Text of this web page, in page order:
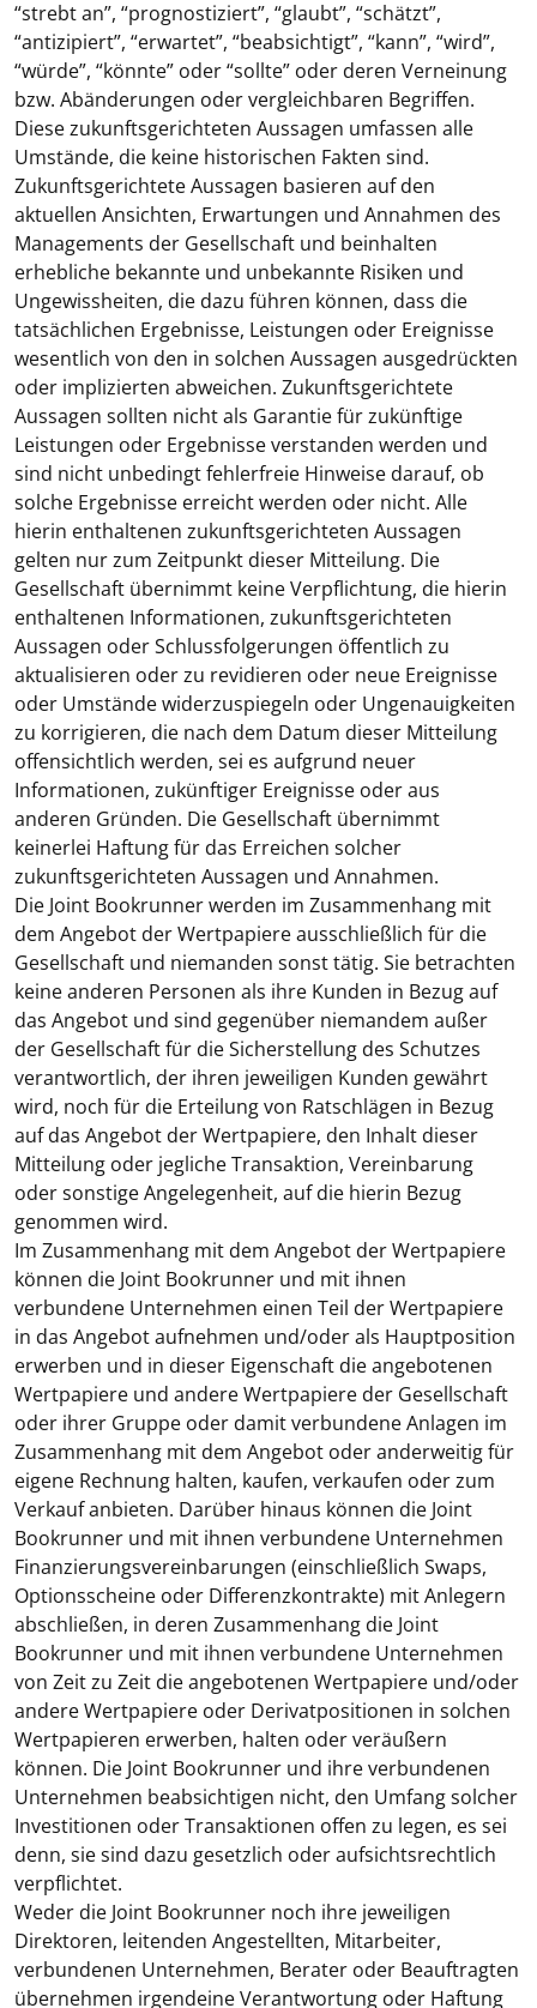
“strebt an”, “prognostiziert”, “glaubt”, “schätzt”,
“antizipiert”, “erwartet”, “beabsichtigt”, “kann”, “wird”,
“würde”, “könnte” oder “sollte” oder deren Verneinung
bzw. Abänderungen oder vergleichbaren Begriffen.
Diese zukunftsgerichteten Aussagen umfassen alle
Umstände, die keine historischen Fakten sind.
Zukunftsgerichtete Aussagen basieren auf den
aktuellen Ansichten, Erwartungen und Annahmen des
Managements der Gesellschaft und beinhalten
erhebliche bekannte und unbekannte Risiken und
Ungewissheiten, die dazu führen können, dass die
tatsächlichen Ergebnisse, Leistungen oder Ereignisse
wesentlich von den in solchen Aussagen ausgedrückten
oder implizierten abweichen. Zukunftsgerichtete
Aussagen sollten nicht als Garantie für zukünftige
Leistungen oder Ergebnisse verstanden werden und
sind nicht unbedingt fehlerfreie Hinweise darauf, ob
solche Ergebnisse erreicht werden oder nicht. Alle
hierin enthaltenen zukunftsgerichteten Aussagen
gelten nur zum Zeitpunkt dieser Mitteilung. Die
Gesellschaft übernimmt keine Verpflichtung, die hierin
enthaltenen Informationen, zukunftsgerichteten
Aussagen oder Schlussfolgerungen öffentlich zu
aktualisieren oder zu revidieren oder neue Ereignisse
oder Umstände widerzuspiegeln oder Ungenauigkeiten
zu korrigieren, die nach dem Datum dieser Mitteilung
offensichtlich werden, sei es aufgrund neuer
Informationen, zukünftiger Ereignisse oder aus
anderen Gründen. Die Gesellschaft übernimmt
keinerlei Haftung für das Erreichen solcher
zukunftsgerichteten Aussagen und Annahmen.
Die Joint Bookrunner werden im Zusammenhang mit
dem Angebot der Wertpapiere ausschließlich für die
Gesellschaft und niemanden sonst tätig. Sie betrachten
keine anderen Personen als ihre Kunden in Bezug auf
das Angebot und sind gegenüber niemandem außer
der Gesellschaft für die Sicherstellung des Schutzes
verantwortlich, der ihren jeweiligen Kunden gewährt
wird, noch für die Erteilung von Ratschlägen in Bezug
auf das Angebot der Wertpapiere, den Inhalt dieser
Mitteilung oder jegliche Transaktion, Vereinbarung
oder sonstige Angelegenheit, auf die hierin Bezug
genommen wird.
Im Zusammenhang mit dem Angebot der Wertpapiere
können die Joint Bookrunner und mit ihnen
verbundene Unternehmen einen Teil der Wertpapiere
in das Angebot aufnehmen und/oder als Hauptposition
erwerben und in dieser Eigenschaft die angebotenen
Wertpapiere und andere Wertpapiere der Gesellschaft
oder ihrer Gruppe oder damit verbundene Anlagen im
Zusammenhang mit dem Angebot oder anderweitig für
eigene Rechnung halten, kaufen, verkaufen oder zum
Verkauf anbieten. Darüber hinaus können die Joint
Bookrunner und mit ihnen verbundene Unternehmen
Finanzierungsvereinbarungen (einschließlich Swaps,
Optionsscheine oder Differenzkontrakte) mit Anlegern
abschließen, in deren Zusammenhang die Joint
Bookrunner und mit ihnen verbundene Unternehmen
von Zeit zu Zeit die angebotenen Wertpapiere und/oder
andere Wertpapiere oder Derivatpositionen in solchen
Wertpapieren erwerben, halten oder veräußern
können. Die Joint Bookrunner und ihre verbundenen
Unternehmen beabsichtigen nicht, den Umfang solcher
Investitionen oder Transaktionen offen zu legen, es sei
denn, sie sind dazu gesetzlich oder aufsichtsrechtlich
verpflichtet.
Weder die Joint Bookrunner noch ihre jeweiligen
Direktoren, leitenden Angestellten, Mitarbeiter,
verbundenen Unternehmen, Berater oder Beauftragten
übernehmen irgendeine Verantwortung oder Haftung